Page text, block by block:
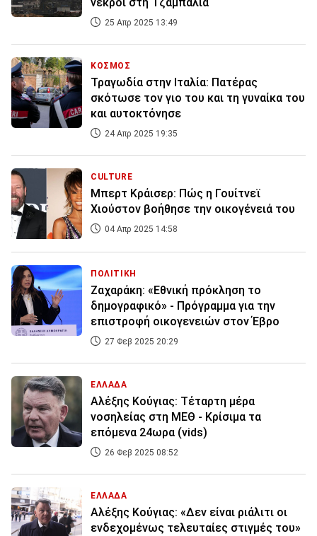
25 Απρ 2025 13:49
ΚΟΣΜΟΣ
Τραγωδία στην Iταλία: Πατέρας
σκότωσε τον γιο του και τη γυναίκα του
και αυτοκτόνησε
24 Απρ 2025 19:35
CULTURE
Μπερτ Κράισερ: Πώς η Γουίτνεϊ
Χιούστον βοήθησε την οικογένειά του
04 Απρ 2025 14:58
ΠΟΛΙΤΙΚΗ
Ζαχαράκη: «Εθνική πρόκληση το
δημογραφικό» - Πρόγραμμα για την
επιστροφή οικογενειών στον Έβρο
27 Φεβ 2025 20:29
ΕΛΛΑΔΑ
Αλέξης Κούγιας: Τέταρτη μέρα
νοσηλείας στη ΜΕΘ - Κρίσιμα τα
επόμενα 24ωρα (vids)
26 Φεβ 2025 08:52
ΕΛΛΑΔΑ
Αλέξης Κούγιας: «Δεν είναι ριάλιτι οι
ενδεχομένως τελευταίες στιγμές του»